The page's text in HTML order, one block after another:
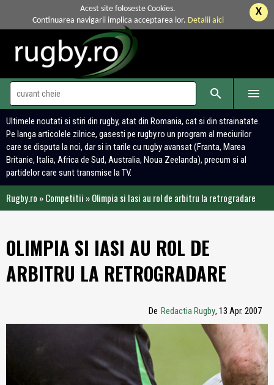
X
Acest site foloseste Cookies.
Continuarea navigarii implica acceptarea lor. Detalii aici
 
Ultimele noutati si stiri din rugby, atat din Romania, cat si din strainatate.
Pe langa articolele zilnice, gasesti pe rugby.ro un program al meciurilor
care se disputa la noi, dar si in tarile cu rugby avansat (Franta, Marea
Britanie, Italia, Africa de Sud, Australia, Noua Zeelanda), precum si al
partidelor care sunt transmise la TV.
Rugby.ro »Competitii »Olimpia si Iasi au rol de arbitru la retrogradare
OLIMPIA SI IASI AU ROL DE
ARBITRU LA RETROGRADARE
De Redactia Rugby, 13 Apr. 2007